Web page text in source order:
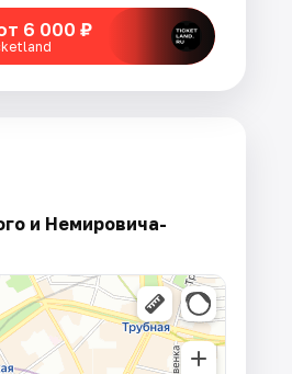
6 000 ₽
и Немировича-